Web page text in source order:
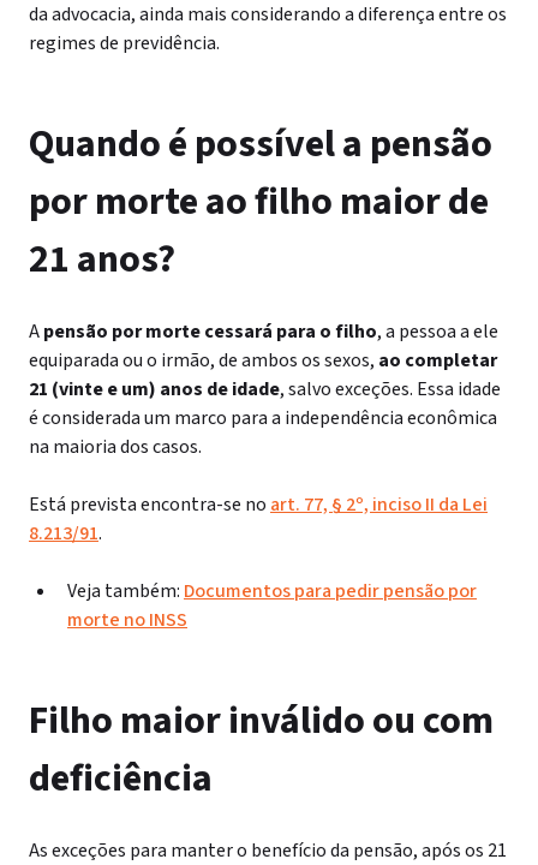
da advocacia, ainda mais considerando a diferença entre os
regimes de previdência.
Quando é possível a pensão
por morte ao filho maior de
21 anos?
Apensão por morte cessará para o filho, a pessoa a ele
equiparada ou o irmão, de ambos os sexos, ao completar
21 (vinte e um) anos de idade, salvo exceções. Essa idade
é considerada um marco para a independência econômica
na maioria dos casos.
Está prevista encontra-se no art. 77, § 2º, inciso II da Lei
8.213/91.
Veja também: Documentos para pedir pensão por
morte no INSS
Filho maior inválido ou com
deficiência
As exceções para manter o benefício da pensão, após os 21